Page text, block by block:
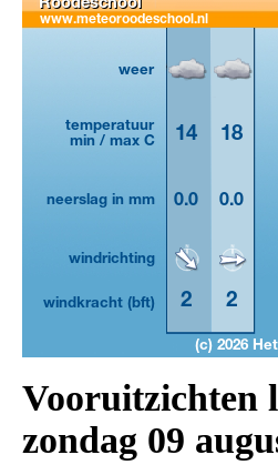
Vooruitzichten
zondag 09